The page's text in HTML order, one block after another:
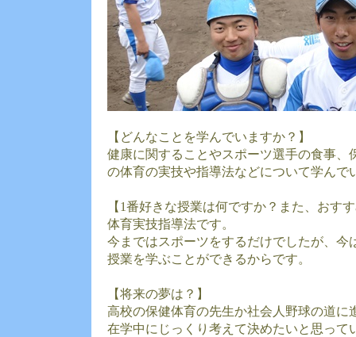
【どんなことを学んでいますか？】
健康に関することやスポーツ選手の食事、
の体育の実技や指導法などについて学んで
【1番好きな授業は何ですか？また、おす
体育実技指導法です。
今まではスポーツをするだけでしたが、今
授業を学ぶことができるからです。
【将来の夢は？】
高校の保健体育の先生か社会人野球の道に
在学中にじっくり考えて決めたいと思って